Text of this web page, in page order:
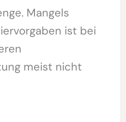
Mangels
ist bei
meist nicht